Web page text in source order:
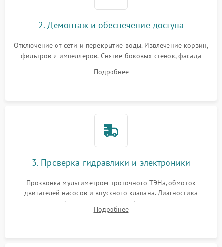
2. Демонтаж и обеспечение доступа
Отключение от сети и перекрытие воды. Извлечение корзин,
фильтров и импеллеров. Снятие боковых стенок, фасада
циркуляционному насосу, ТЭНу и сливной помпе.
Подробнее
3. Проверка гидравлики и электроники
Прозвонка мультиметром проточного ТЭНа, обмоток
двигателей насосов и впускного клапана. Диагностика
прессостата (датчика уровня воды), датчика мутности,
концевика дверцы и электронного модуля управления.
Подробнее